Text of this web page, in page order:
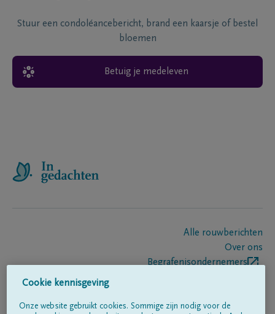
Stuur een condoléancebericht, brand een kaarsje of bestel
bloemen
Betuig je medeleven
Alle rouwberichten
Over ons
Begrafenisondernemers
Cookie kennisgeving
Onze website gebruikt cookies. Sommige zijn nodig voor de